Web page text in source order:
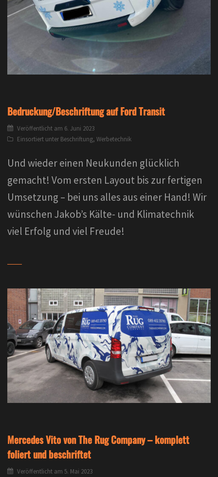
Bedruckung/Beschriftung auf Ford Transit
Veröffentlicht am 6. Juni 2023
Einsortiert unter Beschriftung, Werbetechnik
Und wieder einen Neukunden glücklich
gemacht! Vom ersten Layout bis zur fertigen
Umsetzung – bei uns alles aus einer Hand! Wir
wünschen Jakob’s Kälte- und Klimatechnik
viel Erfolg und viel Freude!
Mercedes Vito von The Rug Company – komplett
foliert und beschriftet
Veröffentlicht am 5. Mai 2023